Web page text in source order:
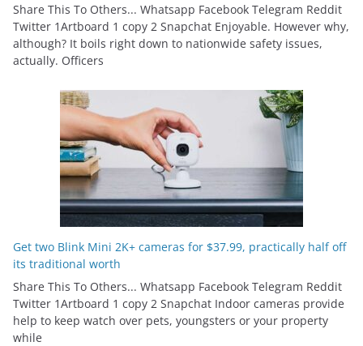
Share This To Others... Whatsapp Facebook Telegram Reddit
Twitter 1Artboard 1 copy 2 Snapchat Enjoyable. However why,
although? It boils right down to nationwide safety issues,
actually. Officers
Get two Blink Mini 2K+ cameras for $37.99, practically half off
its traditional worth
Share This To Others... Whatsapp Facebook Telegram Reddit
Twitter 1Artboard 1 copy 2 Snapchat Indoor cameras provide
help to keep watch over pets, youngsters or your property
while